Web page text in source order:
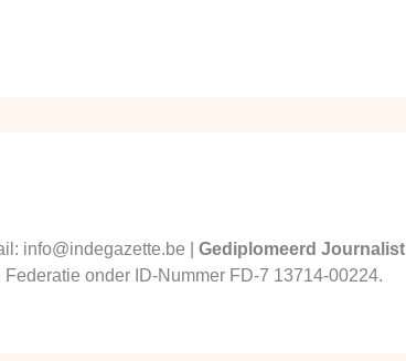
info@indegazette.be |Gediplomeerd Journalist
onder ID-Nummer FD-7 13714-00224.